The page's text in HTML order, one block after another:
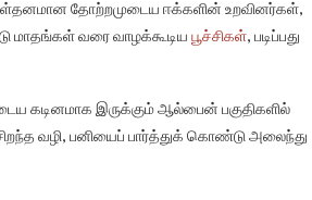
தோற்றமுடைய ஈக்களின் உறவினர்கள்,
மாதங்கள் வரை வாழக்கூடிய பூச்சிகள், படிப்பது
கடினமாக இருக்கும் ஆல்பைன் பகுதிகளில்
வழி, பனியைப் பார்த்துக் கொண்டு அலைந்து